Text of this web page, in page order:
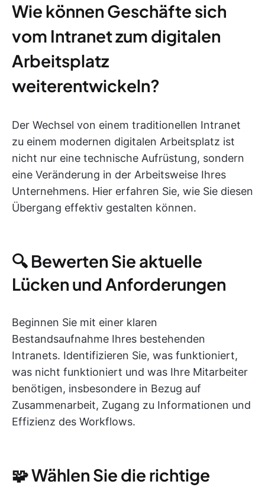
Wie können Geschäfte sich
vom Intranet zum digitalen
Arbeitsplatz
weiterentwickeln?
Der Wechsel von einem traditionellen Intranet
zu einem modernen digitalen Arbeitsplatz ist
nicht nur eine technische Aufrüstung, sondern
eine Veränderung in der Arbeitsweise Ihres
Unternehmens. Hier erfahren Sie, wie Sie diesen
Übergang effektiv gestalten können.
🔍 Bewerten Sie aktuelle
Lücken und Anforderungen
Beginnen Sie mit einer klaren
Bestandsaufnahme Ihres bestehenden
Intranets. Identifizieren Sie, was funktioniert,
was nicht funktioniert und was Ihre Mitarbeiter
benötigen, insbesondere in Bezug auf
Zusammenarbeit, Zugang zu Informationen und
Effizienz des Workflows.
🧩 Wählen Sie die richtige